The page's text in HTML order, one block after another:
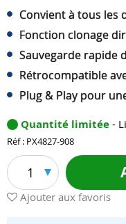
Convient à tous les
Fonction clonage
Sauvegarde rapide
Rétrocompatible
Plug & Play pour
Quantité limitée -
Réf : PX4827-908
1
Ajouter aux favoris